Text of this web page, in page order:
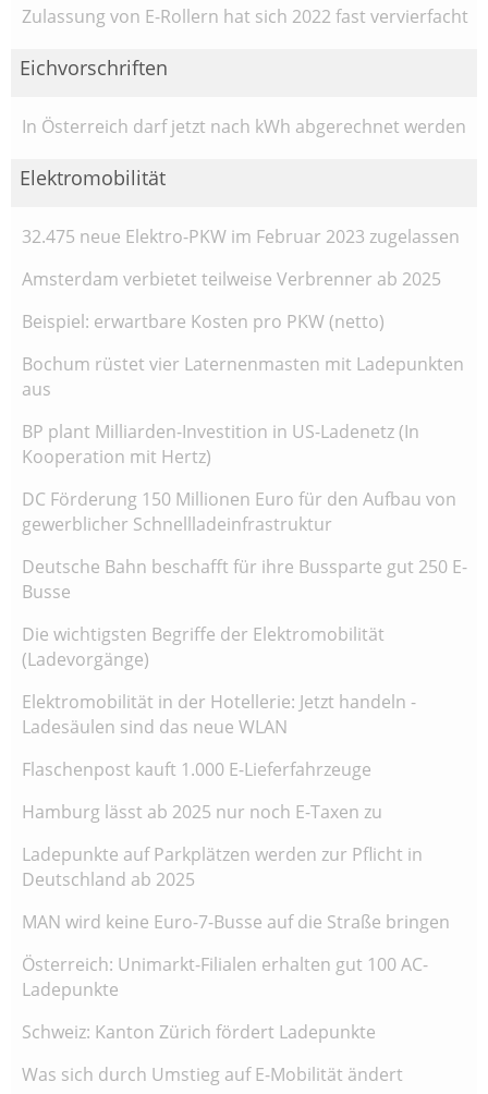
Zulassung von E-Rollern hat sich 2022 fast vervierfacht
Eichvorschriften
In Österreich darf jetzt nach kWh abgerechnet werden
Elektromobilität
32.475 neue Elektro-PKW im Februar 2023 zugelassen
Amsterdam verbietet teilweise Verbrenner ab 2025
Beispiel: erwartbare Kosten pro PKW (netto)
Bochum rüstet vier Laternenmasten mit Ladepunkten
aus
BP plant Milliarden-Investition in US-Ladenetz (In
Kooperation mit Hertz)
DC Förderung 150 Millionen Euro für den Aufbau von
gewerblicher Schnellladeinfrastruktur
Deutsche Bahn beschafft für ihre Bussparte gut 250 E-
Busse
Die wichtigsten Begriffe der Elektromobilität
(Ladevorgänge)
Elektromobilität in der Hotellerie: Jetzt handeln -
Ladesäulen sind das neue WLAN
Flaschenpost kauft 1.000 E-Lieferfahrzeuge
Hamburg lässt ab 2025 nur noch E-Taxen zu
Ladepunkte auf Parkplätzen werden zur Pflicht in
Deutschland ab 2025
MAN wird keine Euro-7-Busse auf die Straße bringen
Österreich: Unimarkt-Filialen erhalten gut 100 AC-
Ladepunkte
Schweiz: Kanton Zürich fördert Ladepunkte
Was sich durch Umstieg auf E-Mobilität ändert